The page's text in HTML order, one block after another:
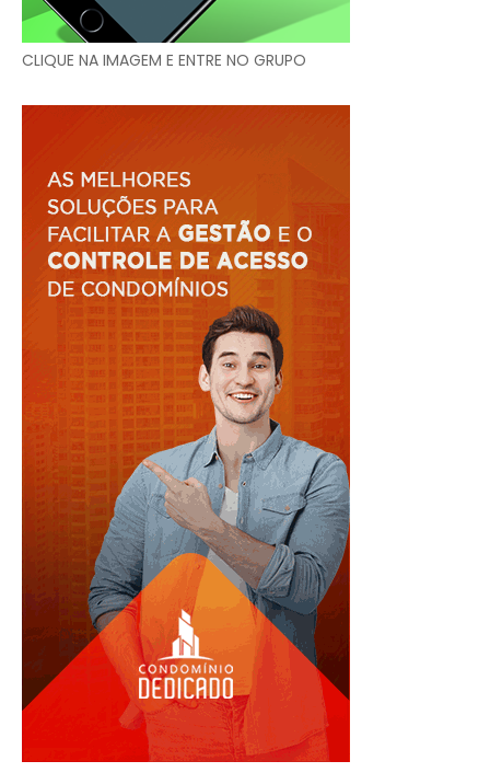
CLIQUE NA IMAGEM E ENTRE NO GRUPO